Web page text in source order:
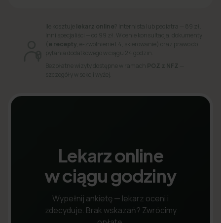
Ile kosztujelekarz online ? Internista lub pediatra — 89 zł.
Inni specjaliści — od 99 zł. W cenie konsultacja, dokumenty
( e recepty , e-zwolnienie L4, skierowanie) oraz prawo do
pytania dodatkowego w ciągu 24 godzin.
Bezpłatne wizyty dostępne w ramach POZ z NFZ
szczegóły w sekcji wyżej.
Lekarz online
w ciągu godziny
Wypełnij ankietę — lekarz oceni i
zdecyduje. Brak wskazań? Zwrócimy